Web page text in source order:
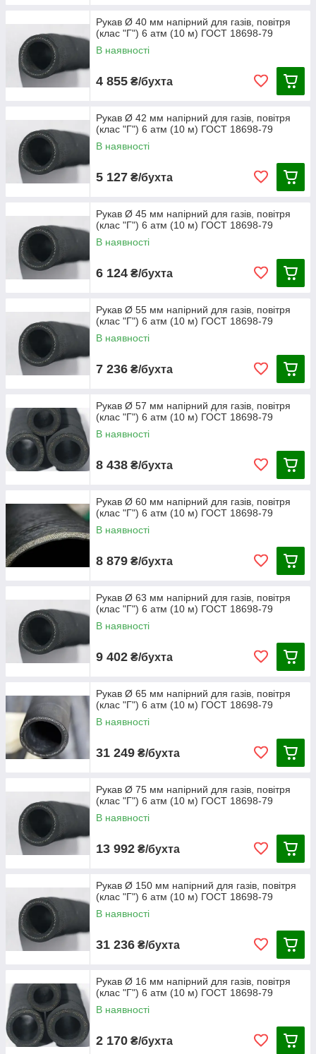
Рукав Ø 40 мм напірний для газів, повітря
(клас "Г") 6 атм (10 м) ГОСТ 18698-79
В наявності
4 855 ₴/бухта
Рукав Ø 42 мм напірний для газів, повітря
(клас "Г") 6 атм (10 м) ГОСТ 18698-79
В наявності
5 127 ₴/бухта
Рукав Ø 45 мм напірний для газів, повітря
(клас "Г") 6 атм (10 м) ГОСТ 18698-79
В наявності
6 124 ₴/бухта
Рукав Ø 55 мм напірний для газів, повітря
(клас "Г") 6 атм (10 м) ГОСТ 18698-79
В наявності
7 236 ₴/бухта
Рукав Ø 57 мм напірний для газів, повітря
(клас "Г") 6 атм (10 м) ГОСТ 18698-79
В наявності
8 438 ₴/бухта
Рукав Ø 60 мм напірний для газів, повітря
(клас "Г") 6 атм (10 м) ГОСТ 18698-79
В наявності
8 879 ₴/бухта
Рукав Ø 63 мм напірний для газів, повітря
(клас "Г") 6 атм (10 м) ГОСТ 18698-79
В наявності
9 402 ₴/бухта
Рукав Ø 65 мм напірний для газів, повітря
(клас "Г") 6 атм (10 м) ГОСТ 18698-79
В наявності
31 249 ₴/бухта
Рукав Ø 75 мм напірний для газів, повітря
(клас "Г") 6 атм (10 м) ГОСТ 18698-79
В наявності
13 992 ₴/бухта
Рукав Ø 150 мм напірний для газів, повітря
(клас "Г") 6 атм (10 м) ГОСТ 18698-79
В наявності
31 236 ₴/бухта
Рукав Ø 16 мм напірний для газів, повітря
(клас "Г") 6 атм (10 м) ГОСТ 18698-79
В наявності
2 170 ₴/бухта